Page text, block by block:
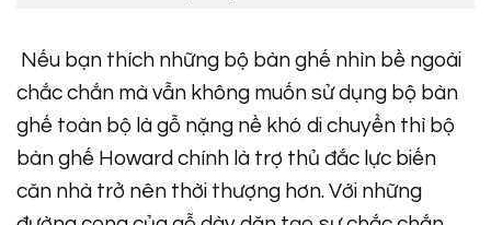
Nếu bạn thích những bộ bàn ghế nhìn bề ngoài
chắc chắn mà vẫn không muốn sử dụng bộ bàn
ghế toàn bộ là gỗ nặng nề khó di chuyển thì bộ
bàn ghế Howard chính là trợ thủ đắc lực biến
căn nhà trở nên thời thượng hơn. Với những